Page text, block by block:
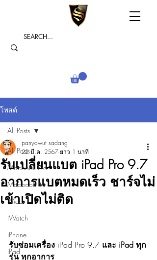
โพสต์
All Posts
Macbook Pro
Macbook Air
iMac
iWatch
iPhone
iPad
All Posts
รับเปลี่ยนแบต iPad Pro 9.7
อาการแบตหมดเร็ว ชาร์จไม่
เข้าเปิดไม่ติด
panyawut sadang
22 มี.ค. 2567 ยาว 1 นาที
รับซ่อมเครื่อง iPad Pro 9.7 และ iPad ทุก
รุ่น ทุกอาการ